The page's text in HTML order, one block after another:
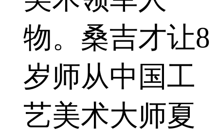
物。桑吉才让8
岁师从中国工
艺美术大师夏